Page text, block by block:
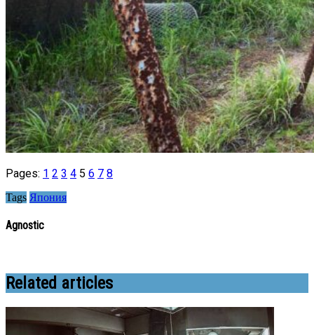
Pages: 1 2 3 4 5 6 7 8
Tags Япония
Agnostic
Related articles